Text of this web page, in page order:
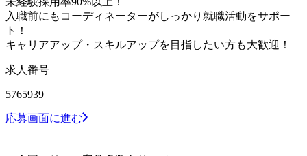
入職前にもコーディネーターがしっかり就職活動をサポー
ト！
キャリアアップ・スキルアップを目指したい方も大歓迎！
求人番号
5765939
応募画面に進む